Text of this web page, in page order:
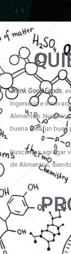
Think Good Foods ,
Ingeniería e
Alimentos. Nuestro
buena idea, un
Buscamos agregar
de Alimentos,